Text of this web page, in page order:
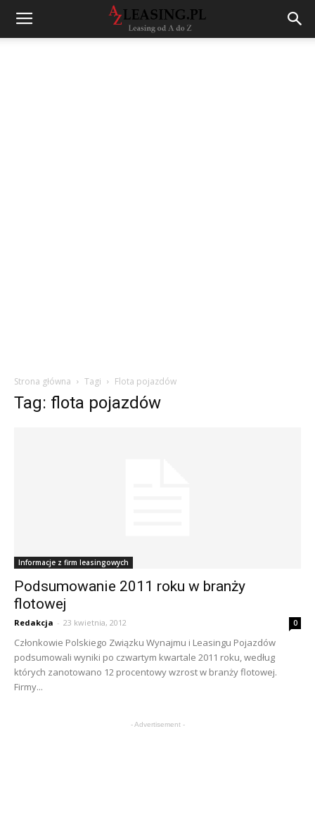
Strona główna Tagi Flota pojazdów
Tag: flota pojazdów
Informacje z firm leasingowych
Podsumowanie 2011 roku w branży
flotowej
Redakcja - 23 kwietnia, 2012 0
Członkowie Polskiego Związku Wynajmu i Leasingu Pojazdów
podsumowali wyniki po czwartym kwartale 2011 roku, według
których zanotowano 12 procentowy wzrost w branży flotowej.
Firmy...
- Advertisement -